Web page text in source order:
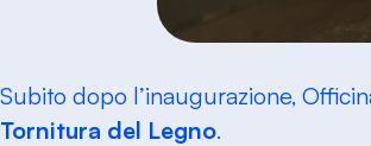
Subito dopo l’inaugurazione,
Tornitura del Legno.